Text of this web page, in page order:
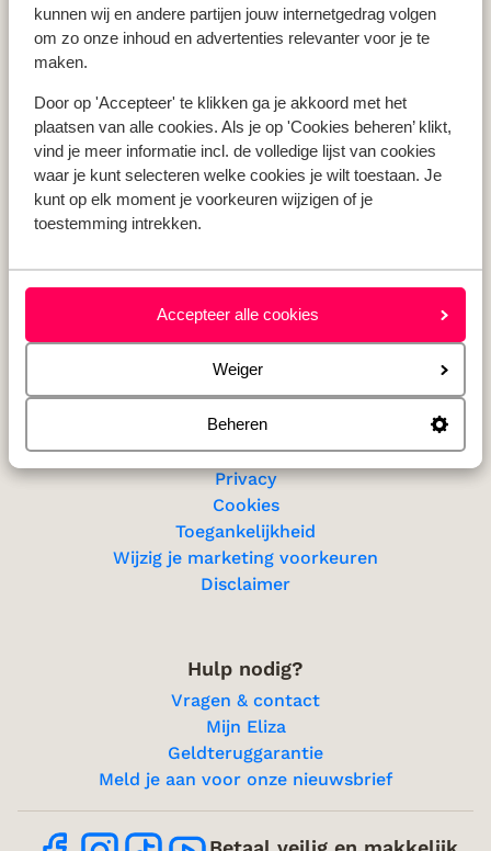
kunnen wij en andere partijen jouw internetgedrag volgen
om zo onze inhoud en advertenties relevanter voor je te
maken.
Door op 'Accepteer' te klikken ga je akkoord met het
plaatsen van alle cookies. Als je op 'Cookies beheren’ klikt,
vind je meer informatie incl. de volledige lijst van cookies
waar je kunt selecteren welke cookies je wilt toestaan. Je
kunt op elk moment je voorkeuren wijzigen of je
toestemming intrekken.
Accepteer alle cookies
Weiger
Beheren
Type vakantie
Zomervakantie
Herfstvakantie
Verantwoord op vakantie
Vacatures
Sitemap
Privacy & cookies
Privacy
Cookies
Toegankelijkheid
Wijzig je marketing voorkeuren
Disclaimer
Hulp nodig?
Vragen & contact
Mijn Eliza
Geldteruggarantie
Meld je aan voor onze nieuwsbrief